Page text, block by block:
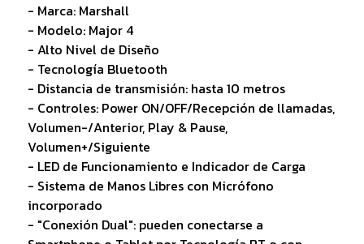
- Marca: Marshall
- Modelo: Major 4
- Alto Nivel de Diseño
- Tecnología Bluetooth
- Distancia de transmisión: hasta 10 metros
- Controles: Power ON/OFF/Recepción de llamadas,
Volumen-/Anterior, Play & Pause,
Volumen+/Siguiente
- LED de Funcionamiento e Indicador de Carga
- Sistema de Manos Libres con Micrófono
incorporado
- "Conexión Dual": pueden conectarse a